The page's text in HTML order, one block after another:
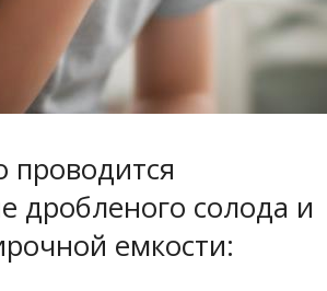
проводится
дробленого солода и
емкости: